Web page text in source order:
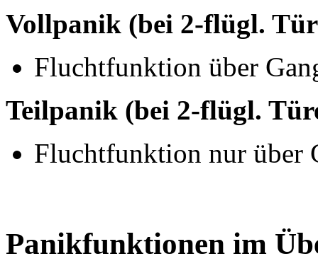
Vollpanik (bei 2-flügl.
Fluchtfunktion über
Teilpanik (bei 2-flügl.
Fluchtfunktion nur über
Panikfunktionen im